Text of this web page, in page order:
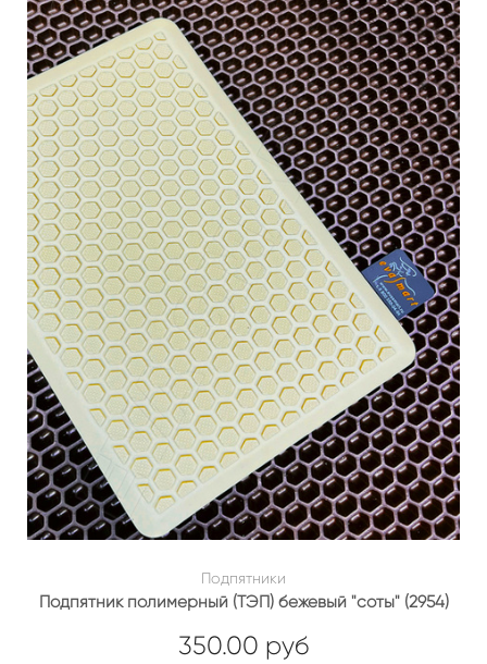
Подпятники
Подпятник полимерный (ТЭП) бежевый "соты" (2954)
350.00 руб